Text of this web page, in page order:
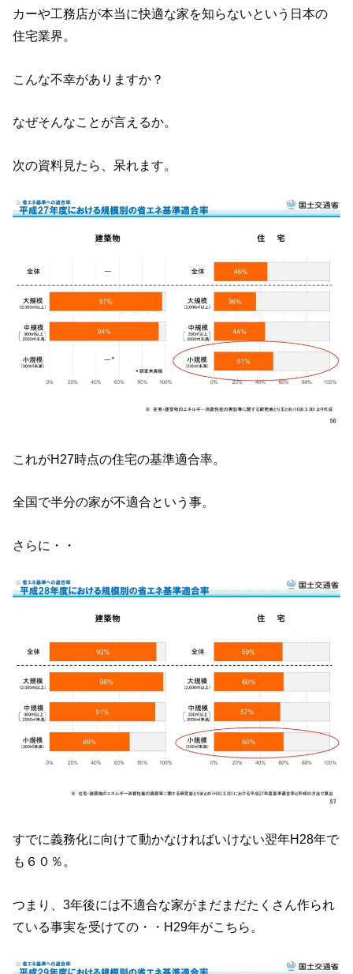
カーや工務店が本当に快適な家を知らないという日本の
住宅業界。
こんな不幸がありますか？
なぜそんなことが言えるか。
次の資料見たら、呆れます。
これがH27時点の住宅の基準適合率。
全国で半分の家が不適合という事。
さらに・・
すでに義務化に向けて動かなければいけない翌年H28年で
も６０％。
つまり、3年後には不適合な家がまだまだたくさん作られ
ている事実を受けての・・H29年がこちら。